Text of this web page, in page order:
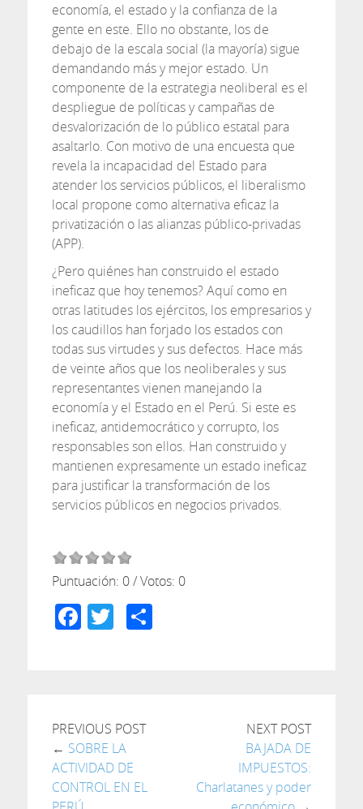
economía, el estado y la confianza de la
gente en este. Ello no obstante, los de
debajo de la escala social (la mayoría) sigue
demandando más y mejor estado. Un
componente de la estrategia neoliberal es el
despliegue de políticas y campañas de
desvalorización de lo público estatal para
asaltarlo. Con motivo de una encuesta que
revela la incapacidad del Estado para
atender los servicios públicos, el liberalismo
local propone como alternativa eficaz la
privatización o las alianzas público-privadas
(APP).
¿Pero quiénes han construido el estado
ineficaz que hoy tenemos? Aquí como en
otras latitudes los ejércitos, los empresarios y
los caudillos han forjado los estados con
todas sus virtudes y sus defectos. Hace más
de veinte años que los neoliberales y sus
representantes vienen manejando la
economía y el Estado en el Perú. Si este es
ineficaz, antidemocrático y corrupto, los
responsables son ellos. Han construido y
mantienen expresamente un estado ineficaz
para justificar la transformación de los
servicios públicos en negocios privados.
Puntuación: 0/ Votos: 0
Facebook
TwitterCompartir
PREVIOUS POST
← SOBRE LA
ACTIVIDAD DE
CONTROL EN EL
NEXT POST
BAJADA DE
IMPUESTOS:
Charlatanes y poder